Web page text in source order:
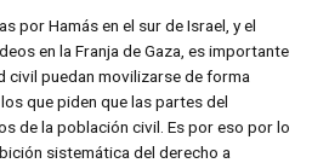
por Hamás en el sur de Israel, y el
en la Franja de Gaza, es importante
civil puedan movilizarse de forma
que piden que las partes del
de la población civil. Es por eso por lo
sistemática del derecho a